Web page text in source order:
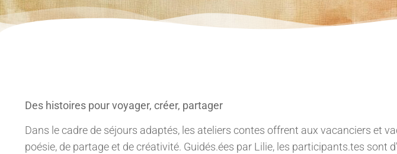
Des histoires pour voyager, créer, partager
Dans le cadre de séjours adaptés, les ateliers contes offrent aux vacanciers et
poésie, de partage et de créativité. Guidés.ées par Lilie, les participants.tes sont